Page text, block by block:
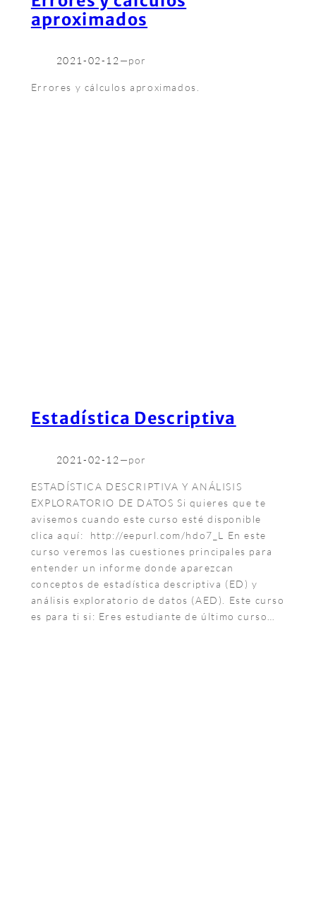
aproximados
2021-02-12 —por
Errores y cálculos aproximados.
Estadística Descriptiva
2021-02-12 —por
ESTADÍSTICA DESCRIPTIVA Y ANÁLISIS
EXPLORATORIO DE DATOS Si quieres que te
avisemos cuando este curso esté disponible
clica aquí: http://eepurl.com/hdo7_L En este
curso veremos las cuestiones principales para
entender un informe donde aparezcan
conceptos de estadística descriptiva (ED) y
análisis exploratorio de datos (AED). Este curso
es para ti si: Eres estudiante de último curso…